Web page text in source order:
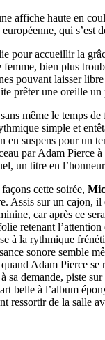
affiche haute en
qui s’est
pour accueillir la
femme, bien plus
pouvant laisser
prêter une oreille
même le temps
simple et
en suspens pour un
par Adam Pierce
un titre en
cette soirée,
Assis sur un cajon,
car après ce
retenant
à la rythmique
sonore semble
Adam Pierce
sa demande, piste
belle à l’album
ressortir de la salle